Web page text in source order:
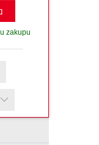
zakupu